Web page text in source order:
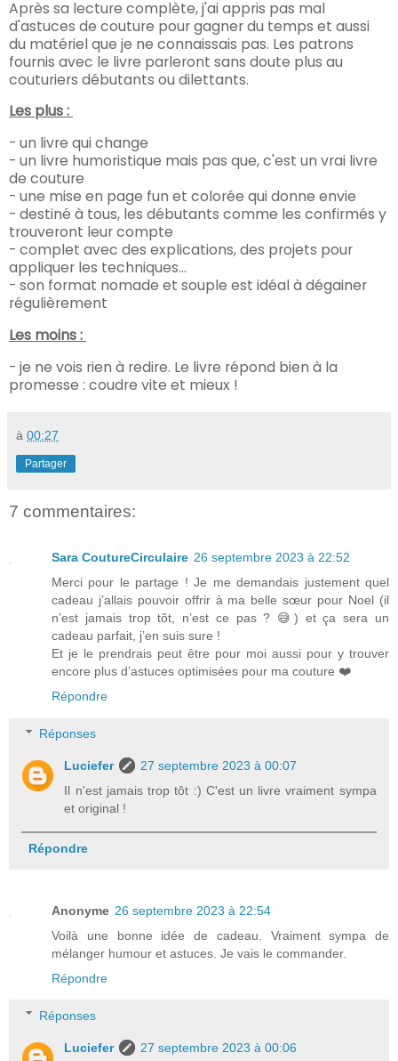
Après sa lecture complète, j'ai appris pas mal
d'astuces de couture pour gagner du temps et aussi
du matériel que je ne connaissais pas. Les patrons
fournis avec le livre parleront sans doute plus au
couturiers débutants ou dilettants.
Les plus :
- un livre qui change
- un livre humoristique mais pas que, c'est un vrai livre
de couture
- une mise en page fun et colorée qui donne envie
- destiné à tous, les débutants comme les confirmés y
trouveront leur compte
- complet avec des explications, des projets pour
appliquer les techniques...
- son format nomade et souple est idéal à dégainer
régulièrement
Les moins :
- je ne vois rien à redire. Le livre répond bien à la
promesse : coudre vite et mieux !
à 00:27
Partager
7 commentaires:
Sara CoutureCirculaire 26 septembre 2023 à 22:52
Merci pour le partage ! Je me demandais justement quel
cadeau j’allais pouvoir offrir à ma belle sœur pour Noel (il
n’est jamais trop tôt, n’est ce pas ? 😅) et ça sera un
cadeau parfait, j’en suis sure !
Et je le prendrais peut être pour moi aussi pour y trouver
encore plus d’astuces optimisées pour ma couture ❤️
Répondre
Réponses
Luciefer
27 septembre 2023 à 00:07
Il n'est jamais trop tôt :) C'est un livre vraiment sympa
et original !
Répondre
Anonyme 26 septembre 2023 à 22:54
Voilà une bonne idée de cadeau. Vraiment sympa de
mélanger humour et astuces. Je vais le commander.
Répondre
Réponses
Luciefer
27 septembre 2023 à 00:06